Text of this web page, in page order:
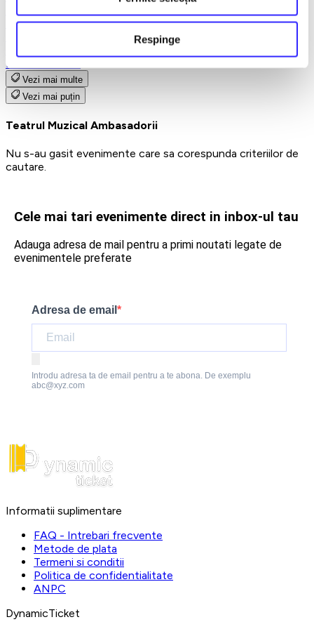
Respinge
Teatrul Maidan
Trupa de teatru YuPPie ArT
Compania de Teatru Concordia
Reduceri bilete
Vezi mai multe
Vezi mai puțin
Teatrul Muzical Ambasadorii
Nu s-au gasit evenimente care sa corespunda criteriilor de
cautare.
Cele mai tari evenimente direct in inbox-ul tau
Adauga adresa de mail pentru a primi noutati legate de
evenimentele preferate
Adresa de email
Introdu adresa ta de email pentru a te abona. De exemplu
abc@xyz.com
Informatii suplimentare
FAQ - Intrebari frecvente
Metode de plata
Termeni si conditii
Politica de confidentialitate
ANPC
DynamicTicket